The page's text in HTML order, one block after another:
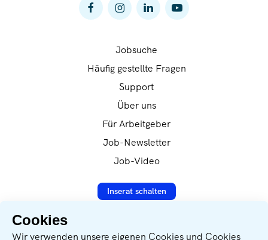
Jobsuche
Häufig gestellte Fragen
Support
Über uns
Für Arbeitgeber
Job-Newsletter
Job-Video
Inserat schalten
Datenverarbeitung nach
Cookies
Wir verwenden unsere eigenen Cookies und Cookies